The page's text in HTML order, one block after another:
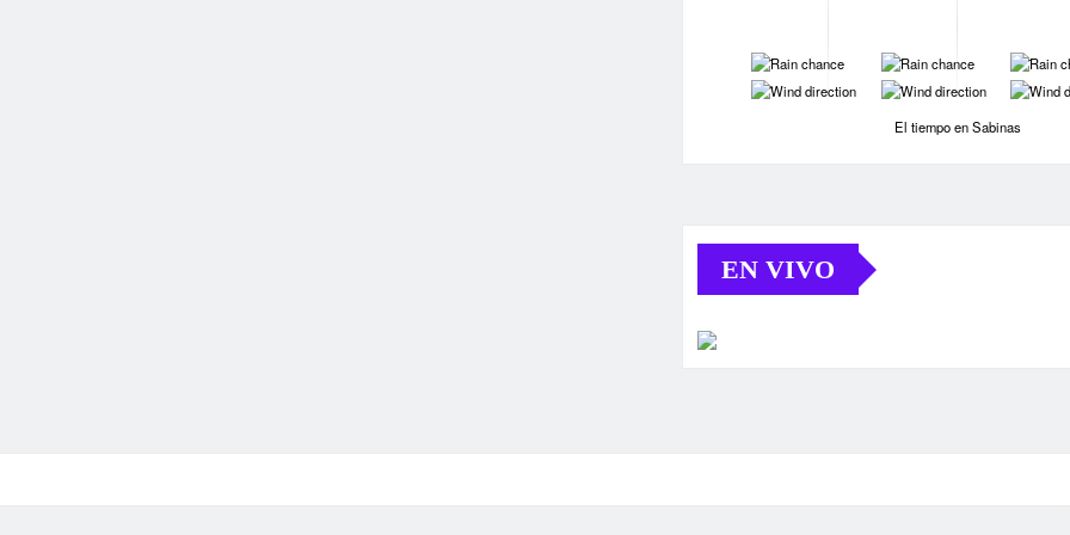
-
-
-
-
-
-
El tiempo en Sabinas
EN VIVO